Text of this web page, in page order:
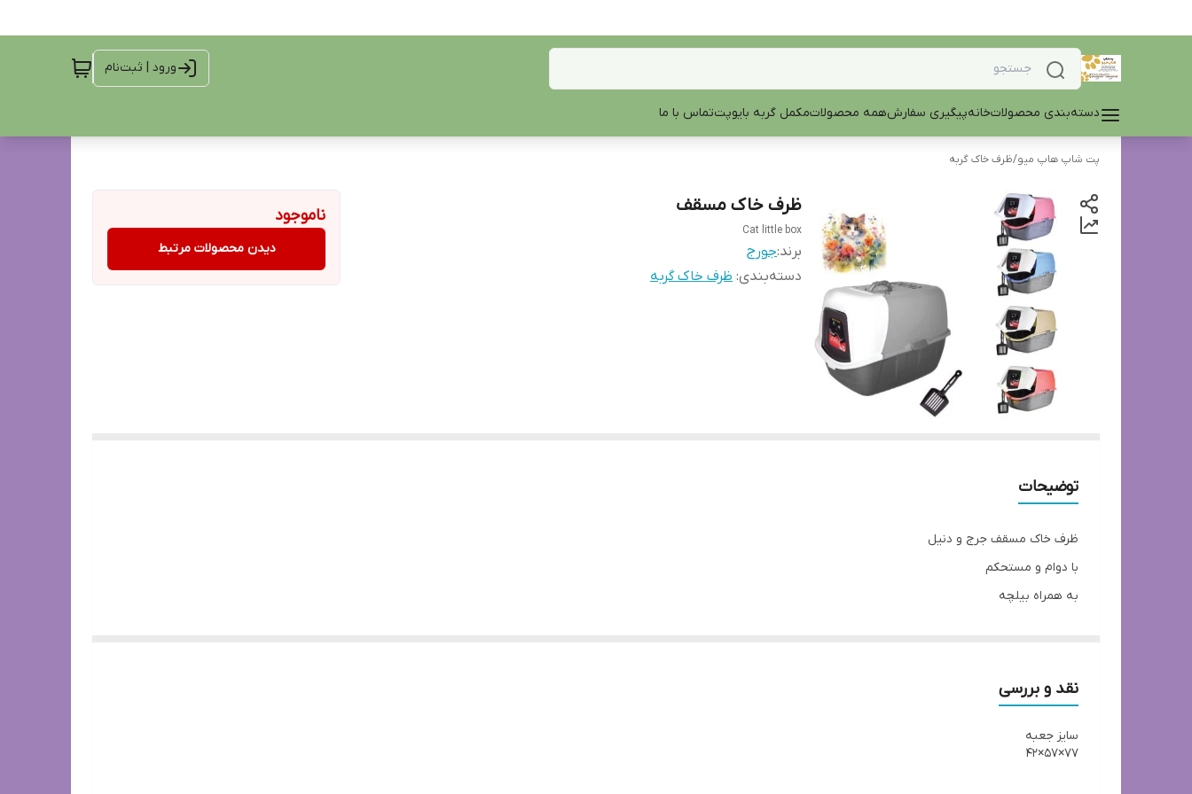
ورود | ثبت‌نام
دسته‌بندی محصولاتخانهپیگیری سفارشهمه محصولاتمکمل گربه بایوپتتماس با ما
پت شاپ هاپ میو/ظرف خاک گربه
ظرف خاک مسقف
Cat little box
برند:جورج
دسته‌بندی: ظرف خاک گربه
ناموجود
دیدن محصولات مرتبط
توضیحات
ظرف خاک مسقف جرج و دنیل
با دوام و مستحکم
به همراه بیلچه
نقد و بررسی
سایز جعبه
77×57×42